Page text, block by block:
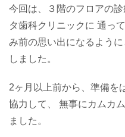
今回は、３階のフロアの
タ歯科クリニックに 通っ
み前の思い出になるよう
しました。
2ヶ月以上前から、準備を
協力して、 無事にカムカ
ました。